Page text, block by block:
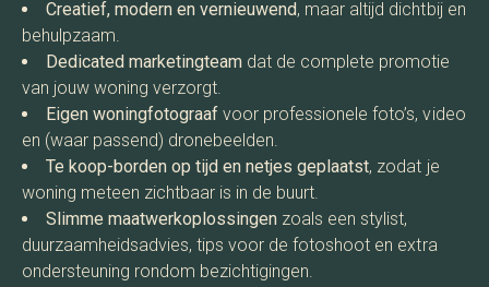
Creatief, modern en vernieuwend, maar altijd dichtbij en
behulpzaam.
Dedicated marketingteam dat de complete promotie
van jouw woning verzorgt.
Eigen woningfotograaf voor professionele foto’s, video
en (waar passend) dronebeelden.
Te koop-borden op tijd en netjes geplaatst, zodat je
woning meteen zichtbaar is in de buurt.
Slimme maatwerkoplossingen zoals een stylist,
duurzaamheidsadvies, tips voor de fotoshoot en extra
ondersteuning rondom bezichtigingen.